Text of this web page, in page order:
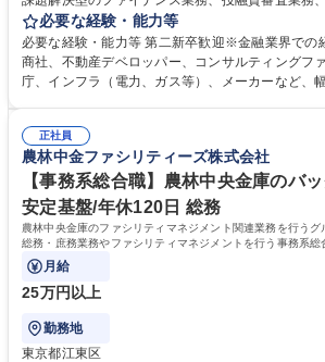
リー業務、地域戦略企画業務など、多様な業務に
掛け合わせて広く社会に貢献していく職種です。 入社後は、横断的なロー
テーションを経て適性や専門性に応じたキャリア
す。総合職として入社いただき、下記いずれかの
ート・ナレッジ業務 ※それぞれの業務内容に関し
件備考欄に記載 募集職種 【総合職/ポテンシャル採用(第2新卒)】投融資一
体型のソリューション提案
必要な経験・能力等
必要な経験・能力等 第二新卒歓迎※金融業界での
商社、不動産デベロッパー、コンサルティングフ
庁、インフラ（電力、ガス等）、メーカーなど、
く高い志を併せもった人材を求めています。ポテ
卒）では、金融業界での経験や知識を問いません
て、複雑化する社会課題の解決に向けて先鞭をつ
いう気概をお持ちの方を心待ちにしています。 学歴・資格 学歴：大学院
大学 語学力： 資格：
正社員
農林中金ファシリティーズ株式会社
【事務系総合職】農林中央金庫のバ
安定基盤/年休120日 総務
農林中央金庫のファシリティマネジメント関連業務を行うグ
総務・庶務業務やファシリティマネジメントを行う事務系総
月給
25万円以上
勤務地
東京都江東区